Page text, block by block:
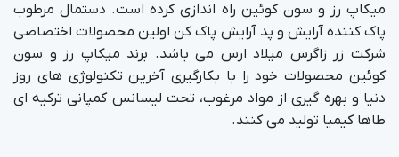
میکاپ رز و سون کوئین راه اندازی کرده است. دستمال مرطوب
پاک کننده آرایش و پد آرایش پاک کن اولین محصولات اختصاصی
شرکت زر زاگرس میلاد ارس می باشد. برند میکاپ رز و سون
کوئین محصولات خود را با بکارگیری آخرین تکنولوژی های روز
دنیا و بهره گیری از مواد مرغوب، تحت لیسانس کمپانی ترکیه ای
طاها کیمیا تولید می کنند.